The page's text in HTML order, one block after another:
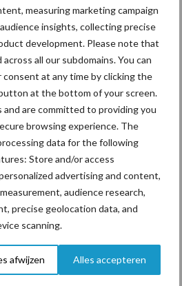
measuring marketing campaign
insights, collecting precise
development. Please note that
all our subdomains. You can
at any time by clicking the
at the bottom of your screen.
are committed to providing you
browsing experience. The
data for the following
Store and/or access
advertising and content,
audience research,
precise geolocation data, and
scanning.
afwijzen Alles accepteren
ziet volume en
groeien in
Nederlandse
Bemesting Fokkerij
Voerhekken